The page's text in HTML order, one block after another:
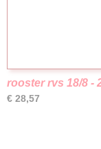
rooster rvs 18/8 -
€ 28,57